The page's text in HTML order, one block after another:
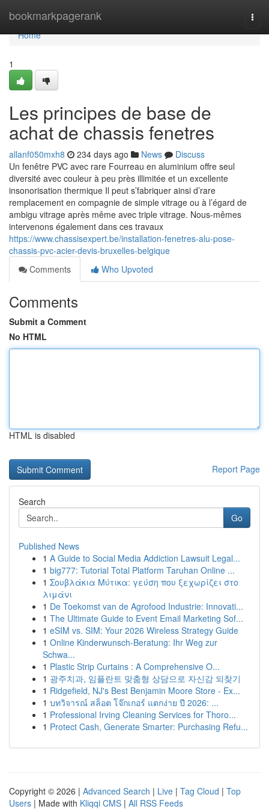
bookmarkpagerank
Home
Home
1
Les principes de base de
achat de chassis fenetres
allanf050mxh8 234 days ago News
Discuss
Un fenêtre PVC avec rare Fourreau en aluminium offre seul
diversité avec couleur à peu près illimitée et un excellente
insonorisation thermique Il peut s’fabriquer ainsi d’rare
remplacement en compagnie de simple vitrage ou à l’égard de
ambigu vitrage après même avec triple vitrage. Nous-mêmes
intervenons également dans ces travaux
https://www.chassisexpert.be/installation-fenetres-alu-pose-
chassis-pvc-acier-devis-bruxelles-belgique
Comments
Who Upvoted
Comments
Submit a Comment
No HTML
HTML is disabled
Report Page
Search
Go
Published News
1 A Guide to Social Media Addiction Lawsuit Legal...
1 big777: Tutorial Total Platform Taruhan Online ...
1 Σουβλάκια Μύτικα: γεύση που ξεχωρίζει στο
λιμάνι
1 De Toekomst van de Agrofood Industrie: Innovati...
1 The Ultimate Guide to Event Email Marketing Sof...
1 eSIM vs. SIM: Your 2026 Wireless Strategy Guide
1 Online Kinderwunsch-Beratung: Ihr Weg zur
Schwa...
1 Plastic Strip Curtains : A Comprehensive O...
1 광주치과, 임플란트 맞춤형 상담으로 자신감 되찾기
1 Ridgefield, NJ's Best Benjamin Moore Store - Ex...
1 บทวิจารณ์ สล็อต โจ๊กเกอร์ แตกง่าย ปี 2026: ...
1 Professional Irving Cleaning Services for Thoro...
1 Protect Cash, Generate Smarter: Purchasing Refu...
Copyright © 2026 | Advanced Search | Live | Tag Cloud | Top
Users | Made with Kliqqi CMS | All RSS Feeds